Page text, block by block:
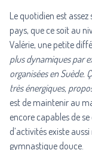
Le quotidien est assez
pays, que ce soit au
Valérie, une petite
plus dynamiques par
organisées en Suède.
très énergiques,
est de maintenir au
encore capables de
d’activités existe
gymnastique douce.